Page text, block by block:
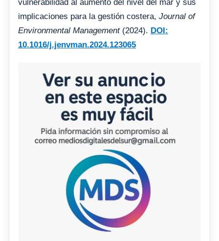
vulnerabilidad al aumento del nivel del mar y sus
implicaciones para la gestión costera, Journal of
Environmental Management(2024). DOI:
10.1016/j.jenvman.2024.123065